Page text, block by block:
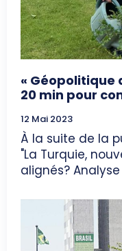
« Géopolitique
20 min pour
12 Mai 2023
À la suite de la
"La Turquie,
alignés?